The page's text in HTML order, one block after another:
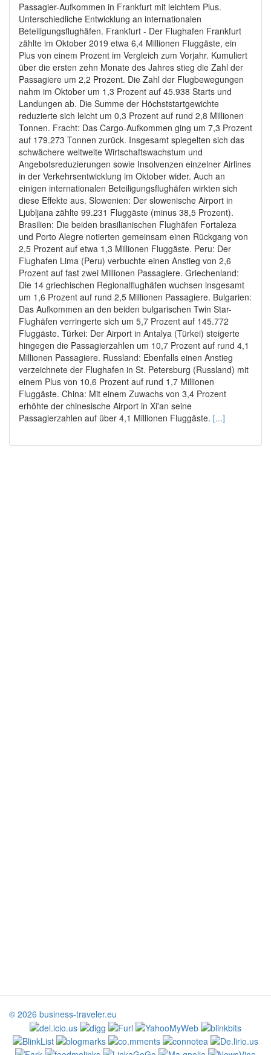
Passagier-Aufkommen in Frankfurt mit leichtem Plus.
Unterschiedliche Entwicklung an internationalen
Beteiligungsflughäfen. Frankfurt - Der Flughafen Frankfurt
zählte im Oktober 2019 etwa 6,4 Millionen Fluggäste, ein
Plus von einem Prozent im Vergleich zum Vorjahr. Kumuliert
über die ersten zehn Monate des Jahres stieg die Zahl der
Passagiere um 2,2 Prozent. Die Zahl der Flugbewegungen
nahm im Oktober um 1,3 Prozent auf 45.938 Starts und
Landungen ab. Die Summe der Höchststartgewichte
reduzierte sich leicht um 0,3 Prozent auf rund 2,8 Millionen
Tonnen. Fracht: Das Cargo-Aufkommen ging um 7,3 Prozent
auf 179.273 Tonnen zurück. Insgesamt spiegelten sich das
schwächere weltweite Wirtschaftswachstum und
Angebotsreduzierungen sowie Insolvenzen einzelner Airlines
in der Verkehrsentwicklung im Oktober wider. Auch an
einigen internationalen Beteiligungsflughäfen wirkten sich
diese Effekte aus. Slowenien: Der slowenische Airport in
Ljubljana zählte 99.231 Fluggäste (minus 38,5 Prozent).
Brasilien: Die beiden brasilianischen Flughäfen Fortaleza
und Porto Alegre notierten gemeinsam einen Rückgang von
2,5 Prozent auf etwa 1,3 Millionen Fluggäste. Peru: Der
Flughafen Lima (Peru) verbuchte einen Anstieg von 2,6
Prozent auf fast zwei Millionen Passagiere. Griechenland:
Die 14 griechischen Regionalflughäfen wuchsen insgesamt
um 1,6 Prozent auf rund 2,5 Millionen Passagiere. Bulgarien:
Das Aufkommen an den beiden bulgarischen Twin Star-
Flughäfen verringerte sich um 5,7 Prozent auf 145.772
Fluggäste. Türkei: Der Airport in Antalya (Türkei) steigerte
hingegen die Passagierzahlen um 10,7 Prozent auf rund 4,1
Millionen Passagiere. Russland: Ebenfalls einen Anstieg
verzeichnete der Flughafen in St. Petersburg (Russland) mit
einem Plus von 10,6 Prozent auf rund 1,7 Millionen
Fluggäste. China: Mit einem Zuwachs von 3,4 Prozent
erhöhte der chinesische Airport in Xi'an seine
Passagierzahlen auf über 4,1 Millionen Fluggäste. [...]
© 2026 business-traveler.eu